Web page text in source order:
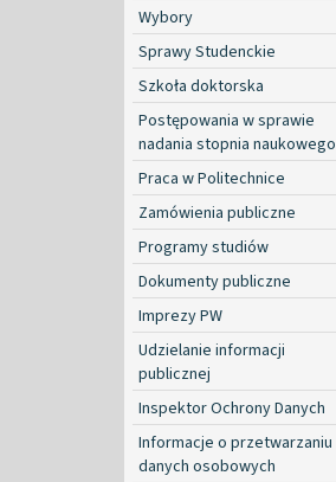
Wybory
Sprawy Studenckie
Szkoła doktorska
Postępowania w sprawie
nadania stopnia naukowego
Praca w Politechnice
Zamówienia publiczne
Programy studiów
Dokumenty publiczne
Imprezy PW
Udzielanie informacji
publicznej
Inspektor Ochrony Danych
Informacje o przetwarzaniu
danych osobowych